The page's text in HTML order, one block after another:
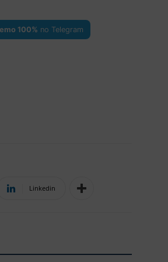
100% no Telegram
Linkedin